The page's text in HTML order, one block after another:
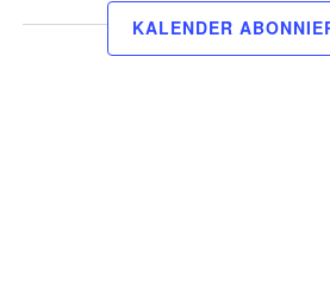
KALENDER